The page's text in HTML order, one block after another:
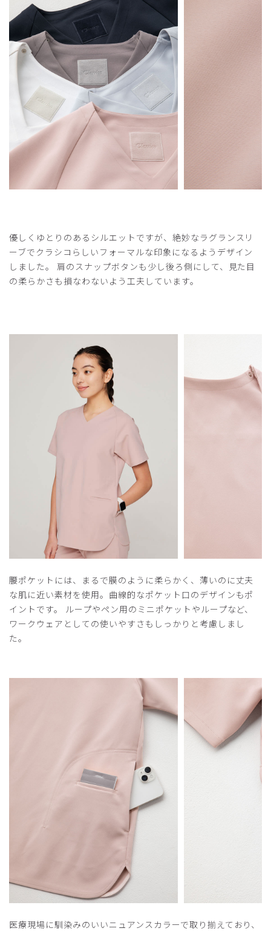
優しくゆとりのあるシルエットですが、絶妙なラグランスリ
ーブでクラシコらしいフォーマルな印象になるようデザイン
しました。 肩のスナップボタンも少し後ろ側にして、見た目
の柔らかさも損なわないよう工夫しています。
腰ポケットには、まるで膜のように柔らかく、薄いのに丈夫
な肌に近い素材を使用。曲線的なポケット口のデザインもポ
イントです。 ループやペン用のミニポケットやループなど、
ワークウェアとしての使いやすさもしっかりと考慮しまし
た。
医療現場に馴染みのいいニュアンスカラーで取り揃えており、